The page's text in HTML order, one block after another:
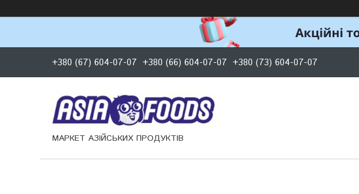
+380 (67) 604-07-07 +380 (66) 604-07-07 +380 (73) 604-07-07
МАРКЕТ АЗІЙСЬКИХ ПРОДУКТІВ